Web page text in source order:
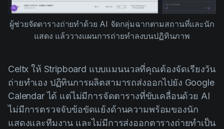
ผู้ช่วยจัดตารางถ่ายทำด้วย AI จัดกลุ่มฉากตามสถานที่และนัก
แสดง แล้ววางแผนการถ่ายทำลงบนปฏิทินภาพ
Celtx ให้ Stripboard แบบแมนนวลที่คุณต้องจัดเรียงวัน
ถ่ายทำเอง ปฏิทินการผลิตสามารถส่งออกไปยัง Google
Calendar ได้ แต่ไม่มีการจัดตารางที่ขับเคลื่อนด้วย AI
ไม่มีการตรวจจับข้อขัดแย้งด้านความพร้อมของนัก
แสดงและทีมงาน และไม่มีการส่งออกตารางถ่ายทำเป็น